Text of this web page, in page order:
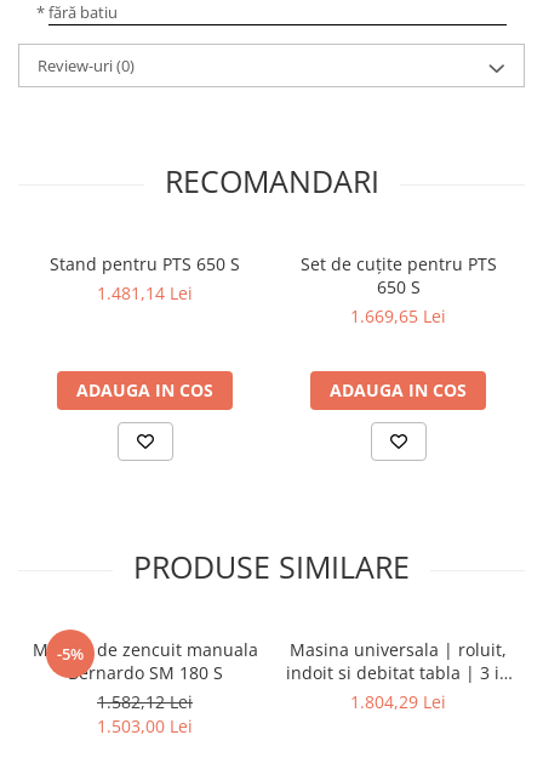
Fălcile pentru 4-bacuri DK12
Mandrine independente
Mandrină cu 3 fălci din fontă
Mandrină cu 4 fălci din otel
Instrumente de prindere
Dispozitive de prindere pentru
Fălci pentru PHV / VHV
Mese rotative / mese inclinabile /
testare
Dispozitiv de testare
Indicatoare înălțime
Indicator cadran / Baze magnetice
* fără batiu
Review-uri(0)
RECOMANDARI
Stand pentru PTS 650 S
1.481,14 Lei
ADAUGA IN COS
Set de cuțite pentru PTS
650 S
1.669,65 Lei
ADAUGA IN COS
PRODUSE SIMILARE
-5%
Masina de zencuit manuala
Bernardo SM 180 S
1.582,12 Lei
1.503,00 Lei
Masina universala | roluit,
indoit si debitat tabla | 3 in
1 - 200
1.804,29 Lei